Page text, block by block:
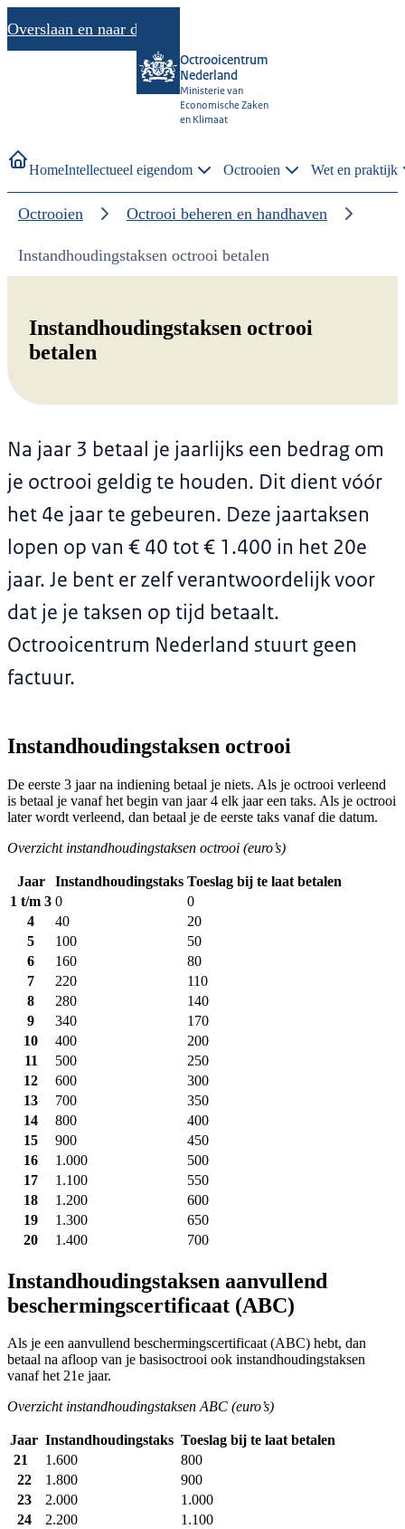
Overslaan en naar de inhoud gaan
Octrooicentrum
Nederland
Ministerie van
Economische Zaken
en Klimaat
HomeIntellectueel eigendom Octrooien Wet en praktijk
Octrooien Octrooi beheren en handhaven
Instandhoudingstaksen octrooi betalen
Instandhoudingstaksen octrooi
betalen
Instandhoudingstaksen octrooi
De eerste 3 jaar na indiening betaal je niets. Als je octrooi verleend
is betaal je vanaf het begin van jaar 4 elk jaar een taks. Als je octrooi
later wordt verleend, dan betaal je de eerste taks vanaf die datum.
Overzicht instandhoudingstaksen octrooi (euro’s)
Jaar Instandhoudingstaks Toeslag bij te laat betalen
1 t/m 3 0
0
4
40
20
5
100
50
6
160
80
7
220
110
8
280
140
9
340
170
10
400
200
11
500
250
12
600
300
13
700
350
14
800
400
15
900
450
16
1.000
500
17
1.100
550
18
1.200
600
19
1.300
650
20
1.400 700
Instandhoudingstaksen aanvullend
beschermingscertificaat (ABC)
Als je een aanvullend beschermingscertificaat (ABC) hebt, dan
betaal na afloop van je basisoctrooi ook instandhoudingstaksen
vanaf het 21e jaar.
Overzicht instandhoudingstaksen ABC (euro’s)
Jaar Instandhoudingstaks Toeslag bij te laat betalen
21
1.600
800
22
1.800
900
23
2.000
1.000
24
2.200
1.100
Na jaar 3 betaal je jaarlijks een bedrag om
je octrooi geldig te houden. Dit dient vóór
het 4e jaar te gebeuren. Deze jaartaksen
lopen op van € 40 tot € 1.400 in het 20e
jaar. Je bent er zelf verantwoordelijk voor
dat je je taksen op tijd betaalt.
Octrooicentrum Nederland stuurt geen
factuur.